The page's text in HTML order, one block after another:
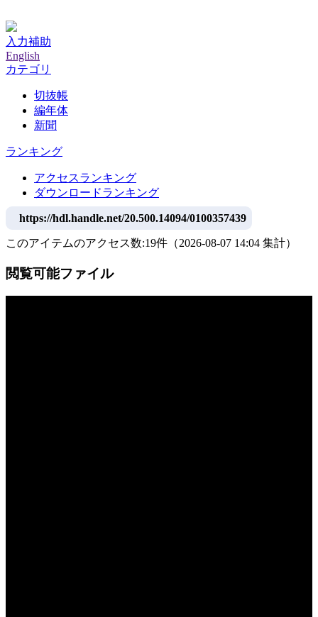
入力補助
English
カテゴリ
切抜帳
編年体
新聞
ランキング
アクセスランキング
ダウンロードランキング
https://hdl.handle.net/20.500.14094/0100357439
このアイテムのアクセス数:19件 （2026-08-07 14:04 集計）
閲覧可能ファイル